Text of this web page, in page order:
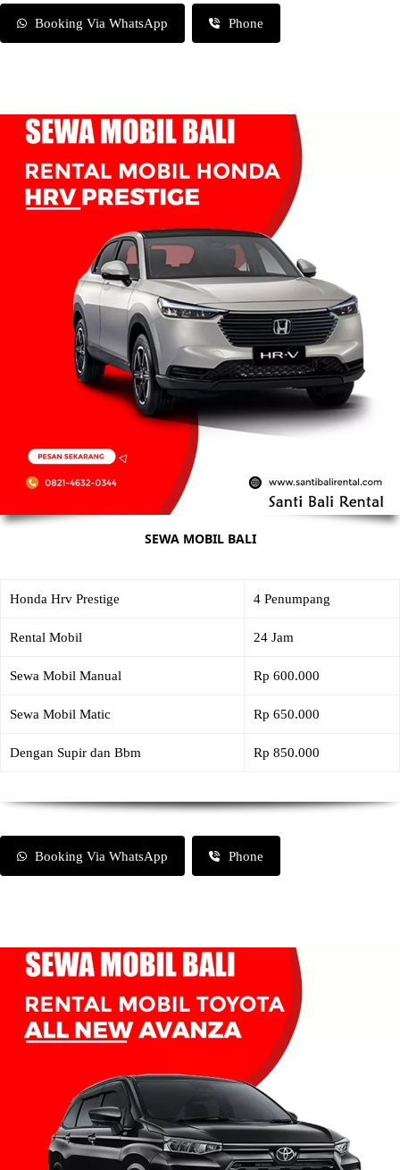
Booking Via WhatsApp Phone
SEWA MOBIL BALI
Honda Hrv Prestige 4 Penumpang
Rental Mobil 24 Jam
Sewa Mobil Manual Rp 600.000
Sewa Mobil Matic Rp 650.000
Dengan Supir dan Bbm Rp 850.000
Booking Via WhatsApp Phone